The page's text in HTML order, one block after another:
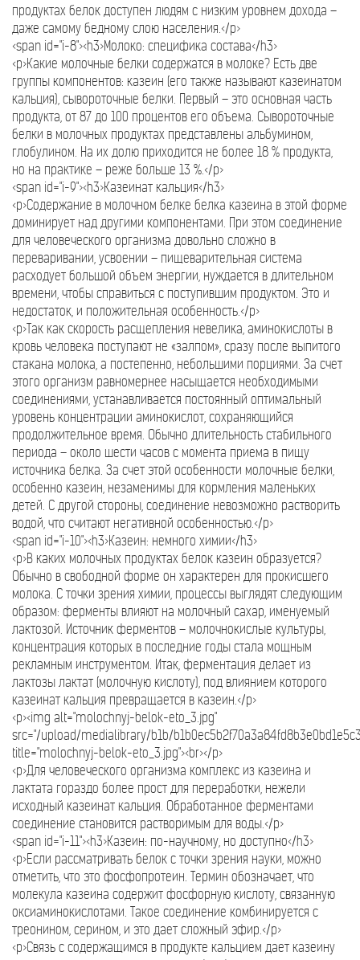
продуктах белок доступен людям с низким уровнем дохода –
даже самому бедному слою населения.</p>
<span id="i-8"><h3>Молоко: специфика состава</h3>
<p>Какие молочные белки содержатся в молоке? Есть две
группы компонентов: казеин (его также называют казеинатом
кальция), сывороточные белки. Первый – это основная часть
продукта, от 87 до 100 процентов его объема. Сывороточные
белки в молочных продуктах представлены альбумином,
глобулином. На их долю приходится не более 18 % продукта,
но на практике – реже больше 13 %.</p>
<span id="i-9"><h3>Казеинат кальция</h3>
<p>Содержание в молочном белке белка казеина в этой форме
доминирует над другими компонентами. При этом соединение
для человеческого организма довольно сложно в
переваривании, усвоении – пищеварительная система
расходует большой объем энергии, нуждается в длительном
времени, чтобы справиться с поступившим продуктом. Это и
недостаток, и положительная особенность.</p>
<p>Так как скорость расщепления невелика, аминокислоты в
кровь человека поступают не «залпом», сразу после выпитого
стакана молока, а постепенно, небольшими порциями. За счет
этого организм равномернее насыщается необходимыми
соединениями, устанавливается постоянный оптимальный
уровень концентрации аминокислот, сохраняющийся
продолжительное время. Обычно длительность стабильного
периода – около шести часов с момента приема в пищу
источника белка. За счет этой особенности молочные белки,
особенно казеин, незаменимы для кормления маленьких
детей. С другой стороны, соединение невозможно растворить
водой, что считают негативной особенностью.</p>
<span id="i-10"><h3>Казеин: немного химии</h3>
<p>В каких молочных продуктах белок казеин образуется?
Обычно в свободной форме он характерен для прокисшего
молока. С точки зрения химии, процессы выглядят следующим
образом: ферменты влияют на молочный сахар, именуемый
лактозой. Источник ферментов – молочнокислые культуры,
концентрация которых в последние годы стала мощным
рекламным инструментом. Итак, ферментация делает из
лактозы лактат (молочную кислоту), под влиянием которого
казеинат кальция превращается в казеин.</p>
<p><img alt="molochnyj-belok-eto_3.jpg"
src="/upload/medialibrary/b1b/
title="molochnyj-belok-eto_3.jpg"><br></p>
<p>Для человеческого организма комплекс из казеина и
лактата гораздо более прост для переработки, нежели
исходный казеинат кальция. Обработанное ферментами
соединение становится растворимым для воды.</p>
<span id="i-11"><h3>Казеин: по-научному, но доступно</h3>
<p>Если рассматривать белок с точки зрения науки, можно
отметить, что это фосфопротеин. Термин обозначает, что
молекула казеина содержит фосфорную кислоту, связанную
оксиаминокислотами. Такое соединение комбинируется с
треонином, серином, и это дает сложный эфир.</p>
<p>Связь с содержащимся в продукте кальцием дает казеину